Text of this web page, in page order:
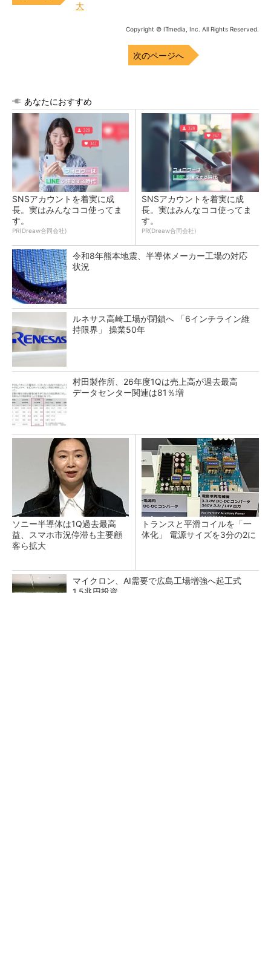
大
Copyright © ITmedia, Inc. All Rights Reserved.
次のページへ
あなたにおすすめ
SNSアカウントを着実に成
長。実はみんなココ使ってま
す。
PR(Dreaw合同会社)
SNSアカウントを着実に成
長。実はみんなココ使ってま
す。
PR(Dreaw合同会社)
令和8年熊本地震、半導体メーカー工場の対応
状況
ルネサス高崎工場が閉鎖へ 「6インチライン維
持限界」 操業50年
村田製作所、26年度1Qは売上高が過去最高
データセンター関連は81％増
ソニー半導体は1Q過去最高
益、スマホ市況停滞も主要顧
客ら拡大
トランスと平滑コイルを「一
体化」 電源サイズを3分の2に
マイクロン、AI需要で広島工場増強へ起工式
1.5兆円投資